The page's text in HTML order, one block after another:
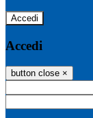
Accedi
Accedi
button close ×